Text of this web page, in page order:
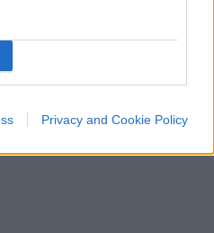
Privacy and Cookie Policy